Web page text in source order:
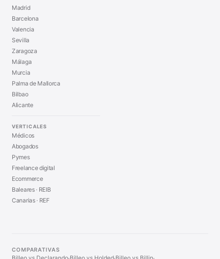
Madrid
Barcelona
Valencia
Sevilla
Zaragoza
Málaga
Murcia
Palma de Mallorca
Bilbao
Alicante
VERTICALES
Médicos
Abogados
Pymes
Freelance digital
Ecommerce
Baleares · REIB
Canarias · REF
COMPARATIVAS
· · ·